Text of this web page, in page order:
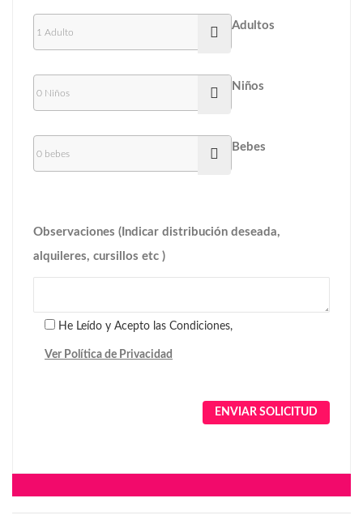
Adultos
Niños
Bebes
Observaciones (Indicar distribución deseada,
alquileres, cursillos etc )
He Leído y Acepto las Condiciones,
Ver Política de Privacidad